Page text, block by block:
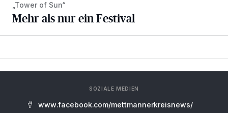
„Tower of Sun“
Mehr als nur ein Festival
SOZIALE MEDIEN
www.facebook.com/mettmannerkreisnews/